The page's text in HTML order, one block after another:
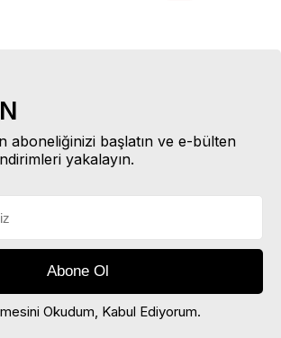
aboneliğinizi başlatın ve e-bülten
yakalayın.
Okudum, Kabul Ediyorum.